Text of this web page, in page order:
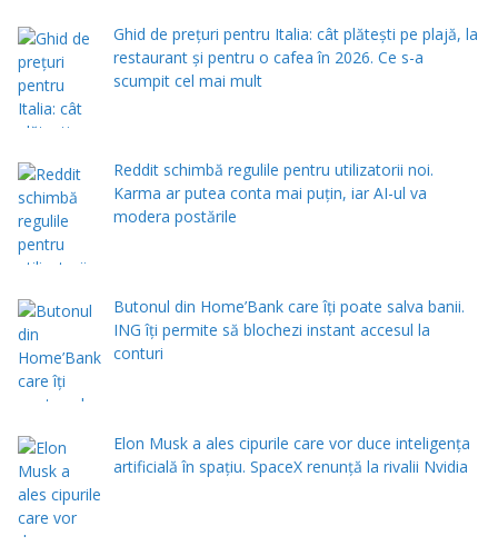
Ghid de prețuri pentru Italia: cât plătești pe plajă, la
restaurant și pentru o cafea în 2026. Ce s-a
scumpit cel mai mult
Reddit schimbă regulile pentru utilizatorii noi.
Karma ar putea conta mai puțin, iar AI-ul va
modera postările
Butonul din Home’Bank care îți poate salva banii.
ING îți permite să blochezi instant accesul la
conturi
Elon Musk a ales cipurile care vor duce inteligența
artificială în spațiu. SpaceX renunță la rivalii Nvidia